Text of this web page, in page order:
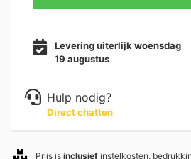
Levering uiterlijk woensdag
19 augustus
Hulp nodig?
Direct chatten
Prijs is inclusief instelkosten,